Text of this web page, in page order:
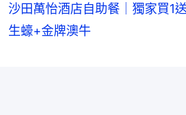
沙田萬怡酒店自助餐｜獨家買1
生蠔+金牌澳牛